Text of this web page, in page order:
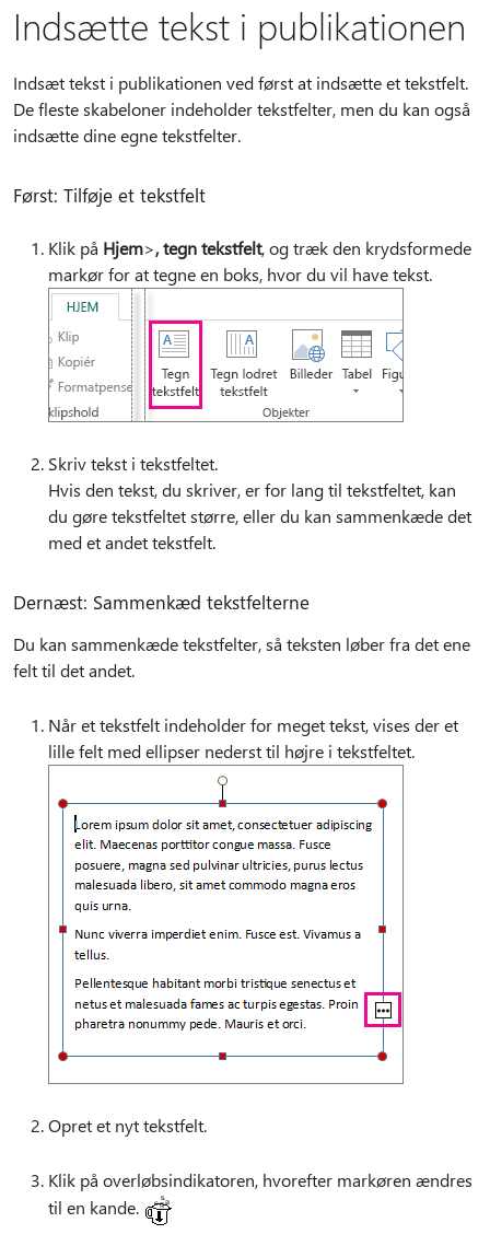
Indsætte tekst i publikationen
Indsæt tekst i publikationen ved først at indsætte et tekstfelt.
De fleste skabeloner indeholder tekstfelter, men du kan også
indsætte dine egne tekstfelter.
Først: Tilføje et tekstfelt
Klik på Hjem>, tegn tekstfelt, og træk den krydsformede
markør for at tegne en boks, hvor du vil have tekst.
Skriv tekst i tekstfeltet.
Hvis den tekst, du skriver, er for lang til tekstfeltet, kan
du gøre tekstfeltet større, eller du kan sammenkæde det
med et andet tekstfelt.
Dernæst: Sammenkæd tekstfelterne
Du kan sammenkæde tekstfelter, så teksten løber fra det ene
felt til det andet.
Når et tekstfelt indeholder for meget tekst, vises der et
lille felt med ellipser nederst til højre i tekstfeltet.
Opret et nyt tekstfelt.
Klik på overløbsindikatoren, hvorefter markøren ændres
til en kande.